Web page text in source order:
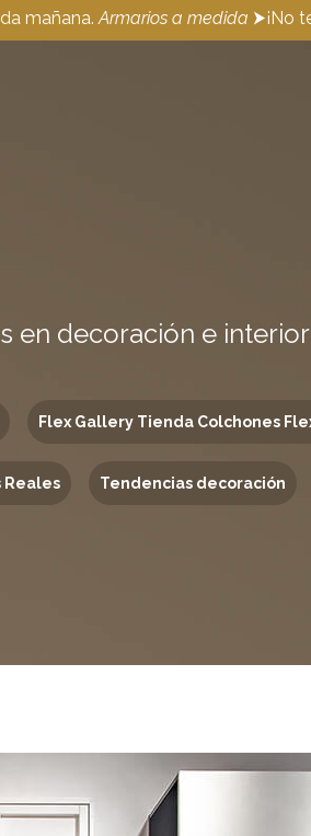
mañana. Armarios a medida ⮞¡No
en decoración e
Flex Gallery Tienda Colchones
Reales Tendencias decoración